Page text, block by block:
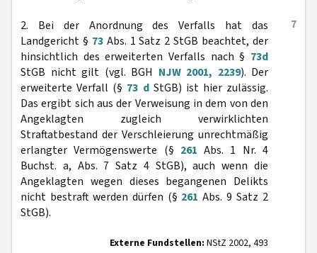
7
2. Bei der Anordnung des Verfalls hat das
Landgericht § 73Abs. 1 Satz 2 StGB beachtet, der
hinsichtlich des erweiterten Verfalls nach § 73d
StGB nicht gilt (vgl. BGH NJW 2001, 2239). Der
erweiterte Verfall (§ 73 dStGB) ist hier zulässig.
Das ergibt sich aus der Verweisung in dem von den
Angeklagten zugleich verwirklichten
Straftatbestand der Verschleierung unrechtmäßig
erlangter Vermögenswerte (§ 261 Abs. 1 Nr. 4
Buchst. a, Abs. 7 Satz 4 StGB), auch wenn die
Angeklagten wegen dieses begangenen Delikts
nicht bestraft werden dürfen (§ 261 Abs. 9 Satz 2
StGB).
Externe Fundstellen: NStZ 2002, 493